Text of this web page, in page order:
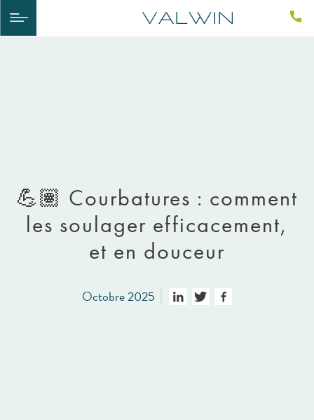
💪🏽​ Courbatures : comment
les soulager efficacement,
et en douceur
Octobre 2025